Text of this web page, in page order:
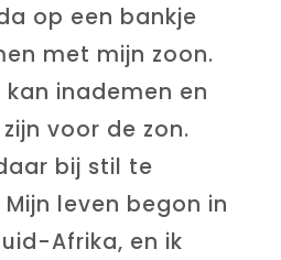
op een bankje
met mijn zoon.
inademen en
voor de zon.
bij stil te
leven begon in
Afrika, en ik